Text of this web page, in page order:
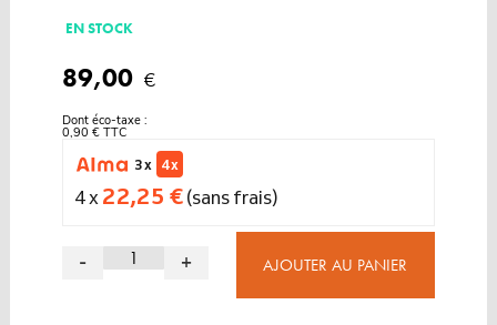
EN STOCK
89,00 €
Dont éco-taxe :
0,90 € TTC
3 x
4 x
4 x 22,25 €(sans frais)
- + AJOUTER AU PANIER